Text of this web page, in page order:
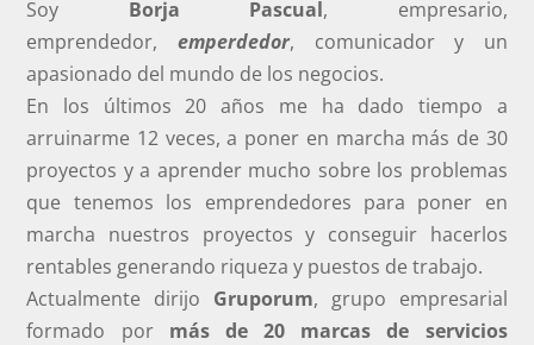
Soy Borja Pascual, empresario,
emprendedor, emperdedor, comunicador y un
apasionado del mundo de los negocios.
En los últimos 20 años me ha dado tiempo a
arruinarme 12 veces, a poner en marcha más de 30
proyectos y a aprender mucho sobre los problemas
que tenemos los emprendedores para poner en
marcha nuestros proyectos y conseguir hacerlos
rentables generando riqueza y puestos de trabajo.
Actualmente dirijo Gruporum, grupo empresarial
formado por más de 20 marcas de servicios